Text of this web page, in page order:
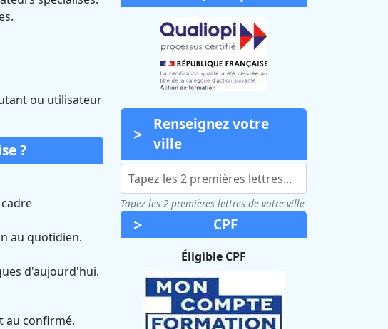
ou utilisateur
?
au quotidien.
d'aujourd'hui.
au confirmé.
Renseignez votre
ville
Tapez les 2 premières lettres de votre ville
CPF
Éligible CPF